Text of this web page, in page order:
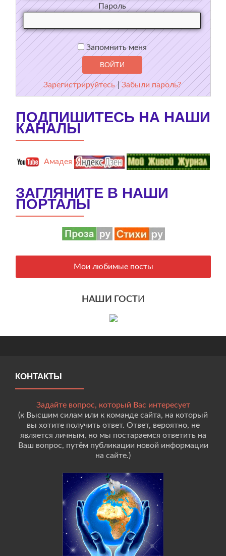
Пароль
Запомнить меня
Зарегистрируйтесь |Забыли пароль?
ПОДПИШИТЕСЬ НА НАШИ
КАНАЛЫ
Амадея
ЗАГЛЯНИТЕ В НАШИ
ПОРТАЛЫ
Мои любимые посты
НАШИ ГОСТИ
КОНТАКТЫ
Задайте вопрос, который Вас интересует
(к Высшим силам или к команде сайта, на который
вы хотите получить ответ. Ответ, вероятно, не
является личным, но мы постараемся ответить на
Ваш вопрос, путём публикации новой информации
на сайте.)